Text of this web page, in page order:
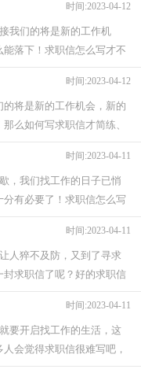
时间:2023-04-12
我们的将是新的工作机
落下！求职信怎么写才不
时间:2023-04-12
的将是新的工作机会，新的
么如何写求职信才简练、
时间:2023-04-11
，我们找工作的日子已悄
有必要了！求职信怎么写
时间:2023-04-11
人猝不及防，又到了寻求
求职信了呢？好的求职信
时间:2023-04-11
要开启找工作的生活，这
会觉得求职信很难写吧，